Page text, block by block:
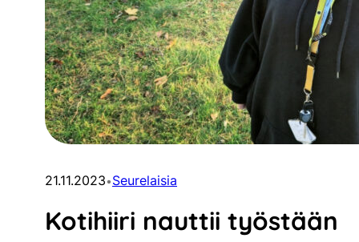
21.11.2023•Seurelaisia
Kotihiiri nauttii työstään